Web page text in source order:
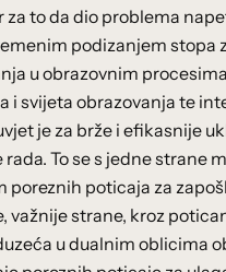
to da dio problema
podizanjem stopa
u obrazovnim
i svijeta obrazovanja te
je za brže i efikasnije
To se s jedne strane
poreznih poticaja za
važnije strane, kroz
u dualnim oblicima